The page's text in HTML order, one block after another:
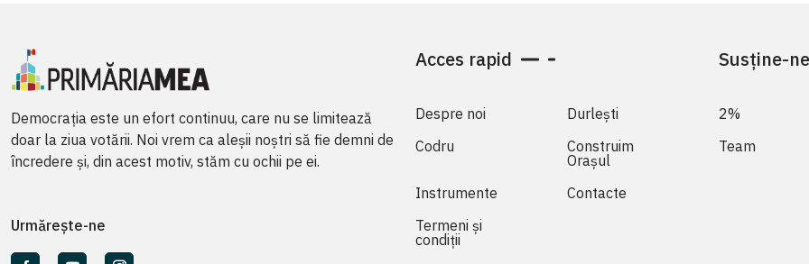
Democrația este un efort continuu, care nu se limitează
doar la ziua votării. Noi vrem ca aleșii noștri să fie demni de
încredere și, din acest motiv, stăm cu ochii pe ei.
Urmărește-ne
Acces rapid
Despre noi
Durlești
Codru
Construim
Orașul
Instrumente
Contacte
Termeni și
condiții
Susține-ne
2%
Team